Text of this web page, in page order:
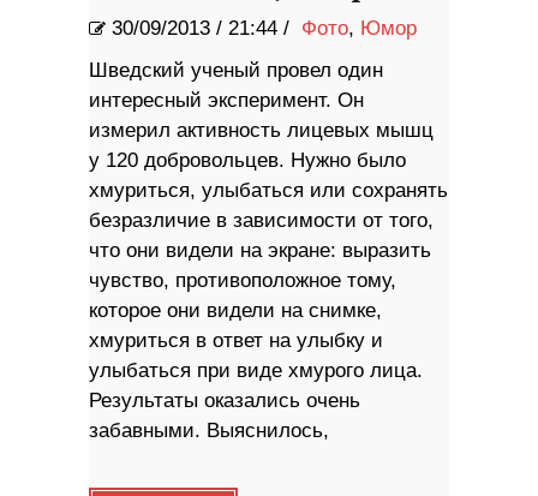
30/09/2013 / 21:44 / Фото, Юмор
Шведский ученый провел один
интересный эксперимент. Он
измерил активность лицевых мышц
у 120 добровольцев. Нужно было
хмуриться, улыбаться или сохранять
безразличие в зависимости от того,
что они видели на экране: выразить
чувство, противоположное тому,
которое они видели на снимке,
хмуриться в ответ на улыбку и
улыбаться при виде хмурого лица.
Результаты оказались очень
забавными. Выяснилось,